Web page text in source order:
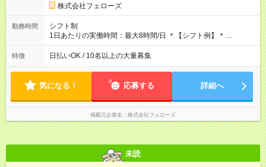
す。その間の給与・待遇に変更はありません。 【試用期間】試
用期間あり 試用期間の長さ：2ヶ月 雇用形態、給与は本採用時
と同じです。
株式会社フェローズ
勤務時間
シフト制
1日あたりの実働時間：最大8時間/日 ＊【シフト例】＊
(1) 10:00～19:00 (2) 11:00～20:00 (3) 12:00～21:00 など ◎
いずれも実働8時間・休憩1時間です。中抜けシフトなどはあり
たい」などあれば相談に応じますのでおっしゃってください！
特徴 日払いOK / 10名以上の大量募集
気になる！ 応募する 詳細へ
掲載元企業名 株式会社フェローズ
未読